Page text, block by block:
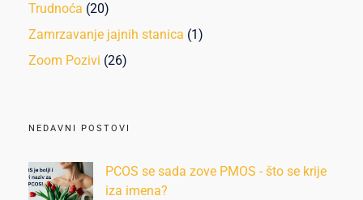
Trudnoća (20)
Zamrzavanje jajnih stanica (1)
Zoom Pozivi (26)
NEDAVNI POSTOVI
PCOS se sada zove PMOS - što se krije
iza imena?